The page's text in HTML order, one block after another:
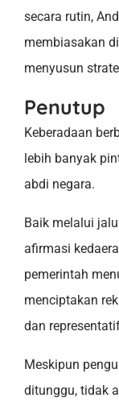
secara rutin,
membiasakan
menyusun
Penutup
Keberadaan
lebih banyak
abdi negara.
Baik melalui
afirmasi
pemerintah
menciptakan
dan
Meskipun
ditunggu, tidak